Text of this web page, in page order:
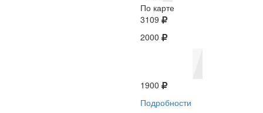
По карте
3109
2000
1900
Подробности